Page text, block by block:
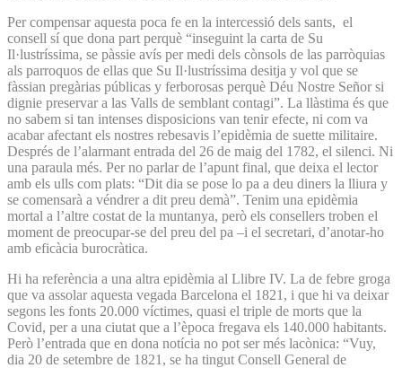
Per compensar aquesta poca fe en la intercessió dels sants, el
consell sí que dona part perquè “inseguint la carta de Su
Il·lustríssima, se pàssie avís per medi dels cònsols de las parròquias
als parroquos de ellas que Su Il·lustríssima desitja y vol que se
fàssian pregàrias públicas y ferborosas perquè Déu Nostre Señor si
dignie preservar a las Valls de semblant contagi”. La llàstima és que
no sabem si tan intenses disposicions van tenir efecte, ni com va
acabar afectant els nostres rebesavis l’epidèmia de suette militaire.
Després de l’alarmant entrada del 26 de maig del 1782, el silenci. Ni
una paraula més. Per no parlar de l’apunt final, que deixa el lector
amb els ulls com plats: “Dit dia se pose lo pa a deu diners la lliura y
se comensarà a véndrer a dit preu demà”. Tenim una epidèmia
mortal a l’altre costat de la muntanya, però els consellers troben el
moment de preocupar-se del preu del pa –i el secretari, d’anotar-ho
amb eficàcia burocràtica.
Hi ha referència a una altra epidèmia al Llibre IV. La de febre groga
que va assolar aquesta vegada Barcelona el 1821, i que hi va deixar
segons les fonts 20.000 víctimes, quasi el triple de morts que la
Covid, per a una ciutat que a l’època fregava els 140.000 habitants.
Però l’entrada que en dona notícia no pot ser més lacònica: “Vuy,
dia 20 de setembre de 1821, se ha tingut Consell General de